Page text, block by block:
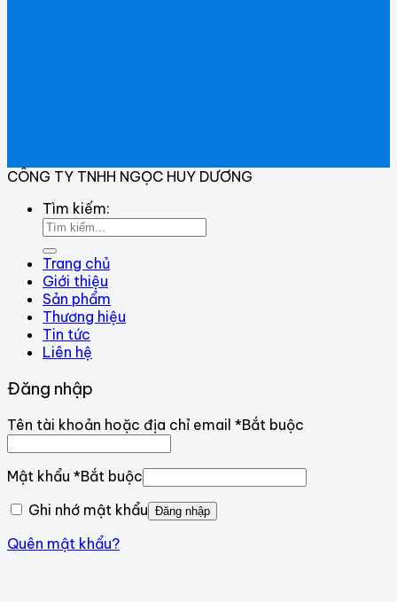
CÔNG TY TNHH NGỌC HUY DƯƠNG
Tìm kiếm:
Trang chủ
Giới thiệu
Sản phẩm
Thương hiệu
Tin tức
Liên hệ
Đăng nhập
Tên tài khoản hoặc địa chỉ email *Bắt buộc
Mật khẩu *Bắt buộc
Ghi nhớ mật khẩu Đăng nhập
Quên mật khẩu?